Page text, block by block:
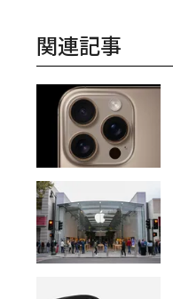
関連記事